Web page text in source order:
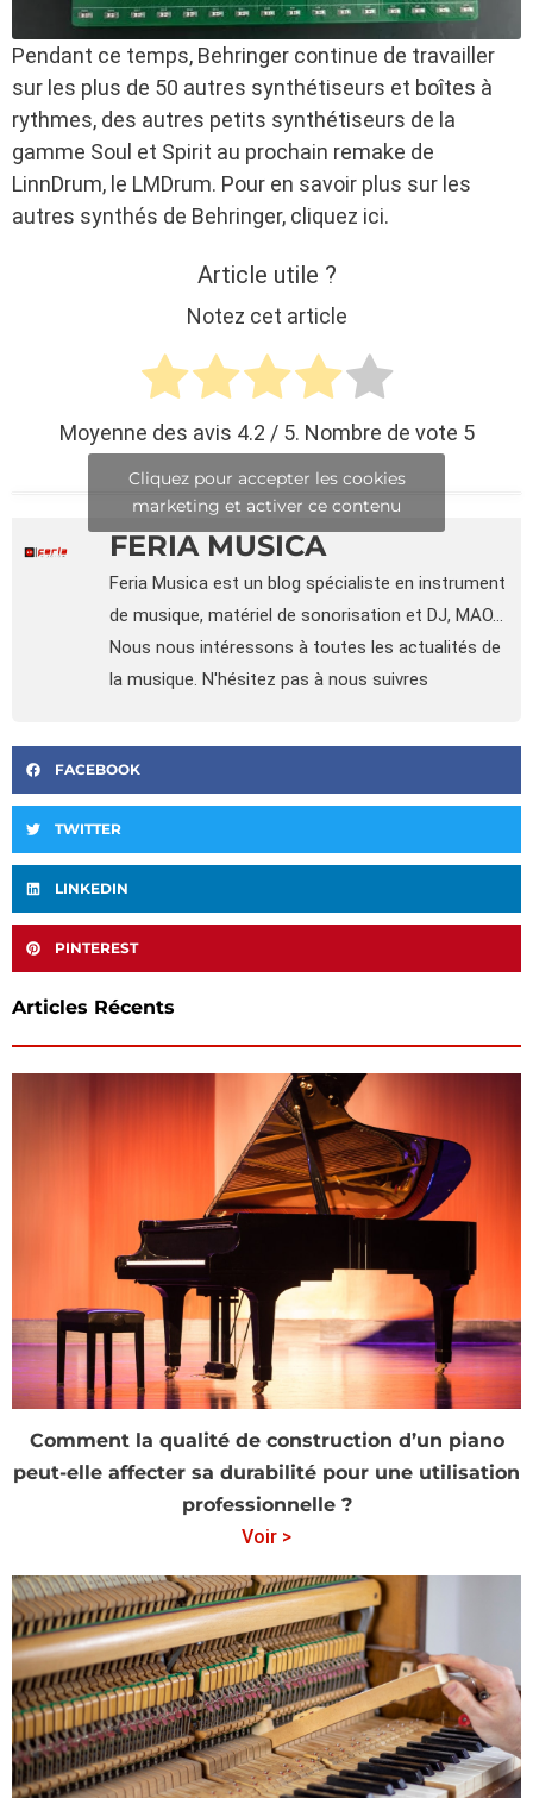
Pendant ce temps, Behringer continue de travailler
sur les plus de 50 autres synthétiseurs et boîtes à
rythmes, des autres petits synthétiseurs de la
gamme Soul et Spirit au prochain remake de
LinnDrum, le LMDrum. Pour en savoir plus sur les
autres synthés de Behringer, cliquez ici.
Article utile ?
Notez cet article
Moyenne des avis 4.2 / 5. Nombre de vote 5
Cliquez pour accepter les cookies
marketing et activer ce contenu
FERIA MUSICA
Feria Musica est un blog spécialiste en instrument
de musique, matériel de sonorisation et DJ, MAO...
Nous nous intéressons à toutes les actualités de
la musique. N'hésitez pas à nous suivres
FACEBOOK
TWITTER
LINKEDIN
PINTEREST
Articles Récents
Comment la qualité de construction d’un piano
peut-elle affecter sa durabilité pour une utilisation
professionnelle ?
Voir >